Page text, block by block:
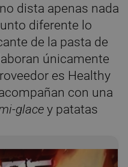
dista apenas nada
diferente lo
de la pasta de
únicamente
es Healthy
con una
glace y patatas